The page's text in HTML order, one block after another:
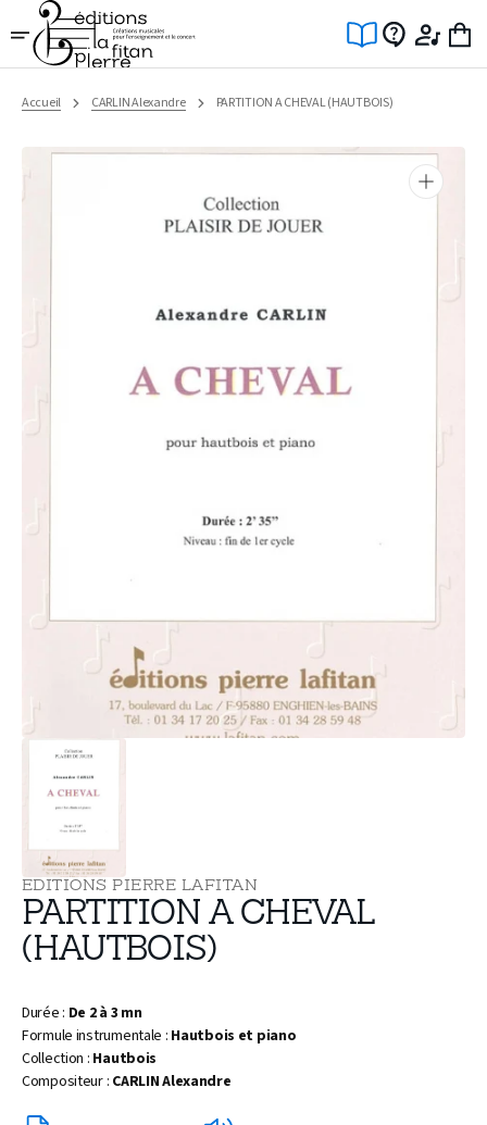
Ignorer
et
passer
au
Accueil CARLIN Alexandre PARTITION A CHEVAL (HAUTBOIS)
Ouvrir
multimédia
dans
la
EDITIONS PIERRE LAFITAN
PARTITION A CHEVAL
(HAUTBOIS)
Durée : De 2 à 3 mn
Formule instrumentale : Hautbois et piano
Collection : Hautbois
Compositeur : CARLIN Alexandre